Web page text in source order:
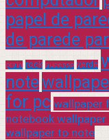
papel de
de parede
praia rock sucesso verde
note
for pc wallpaper
notebook
wallpaper to note